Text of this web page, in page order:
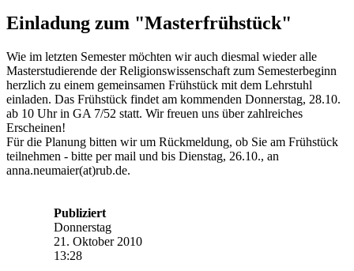
Einladung zum "Masterfrühstück"
Wie im letzten Semester möchten wir auch diesmal wieder alle
Masterstudierende der Religionswissenschaft zum Semesterbeginn
herzlich zu einem gemeinsamen Frühstück mit dem Lehrstuhl
einladen. Das Frühstück findet am kommenden Donnerstag, 28.10.
ab 10 Uhr in GA 7/52 statt. Wir freuen uns über zahlreiches
Erscheinen!
Für die Planung bitten wir um Rückmeldung, ob Sie am Frühstück
teilnehmen - bitte per mail und bis Dienstag, 26.10., an
anna.neumaier(at)rub.de.
Publiziert
Donnerstag
21. Oktober 2010
13:28